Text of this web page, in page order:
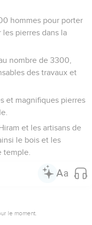
hommes pour porter
pierres dans la
nombre de 3300,
des travaux et
et magnifiques pierres
et les artisans de
le bois et les
temple.
le moment.